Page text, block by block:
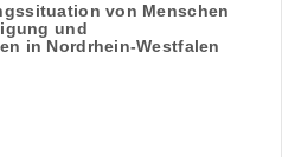
von Menschen
und
in Nordrhein-Westfalen